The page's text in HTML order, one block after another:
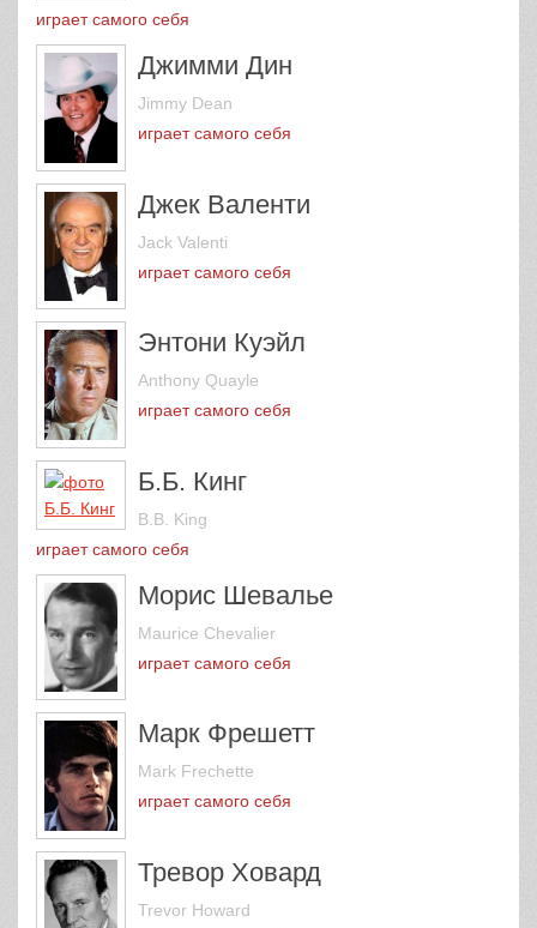
играет самого себя
Джимми Дин
Jimmy Dean
играет самого себя
Джек Валенти
Jack Valenti
играет самого себя
Энтони Куэйл
Anthony Quayle
играет самого себя
Б.Б. Кинг
B.B. King
играет самого себя
Морис Шевалье
Maurice Chevalier
играет самого себя
Марк Фрешетт
Mark Frechette
играет самого себя
Тревор Ховард
Trevor Howard